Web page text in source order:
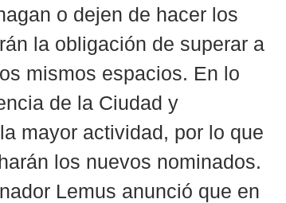
o dejen de hacer los
la obligación de superar a
mismos espacios. En lo
de la Ciudad y
mayor actividad, por lo que
los nuevos nominados.
Lemus anunció que en